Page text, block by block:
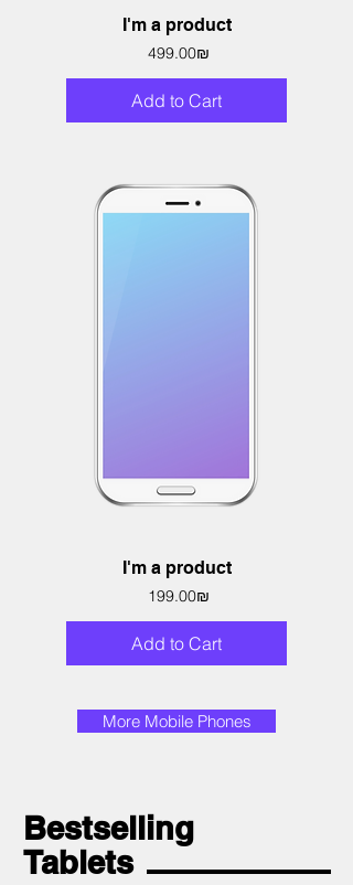
I'm a product
Price ‏499.00 ‏₪
Add to Cart
I'm a product
Price ‏199.00 ‏₪
Add to Cart
More Mobile Phones
Bestselling
Tablets